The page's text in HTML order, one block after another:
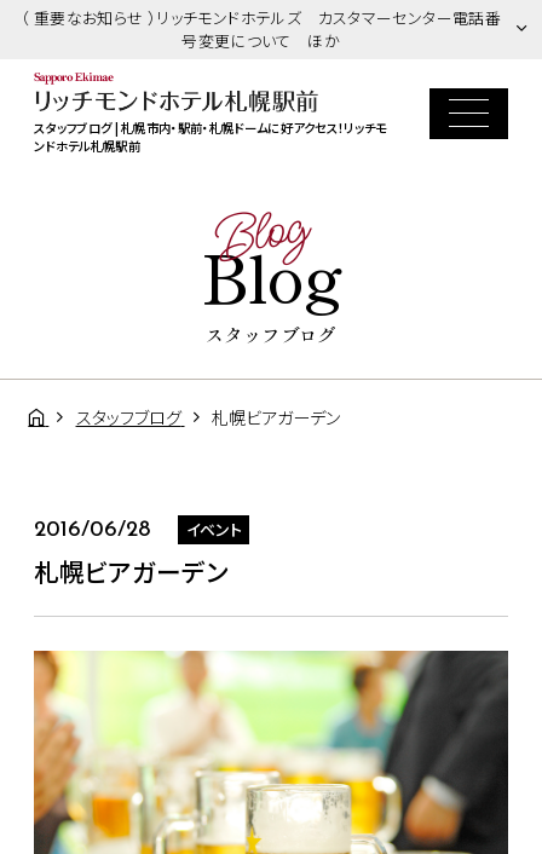
（ 重要なお知らせ ）リッチモンドホテルズ カスタマーセンター電話番
号変更について ほか
スタッフブログ | 札幌市内・駅前・札幌ドームに好アクセス！リッチモ
ンドホテル札幌駅前
Blog
Blog
スタッフブログ
スタッフブログ 札幌ビアガーデン
2016/06/28 イベント
札幌ビアガーデン